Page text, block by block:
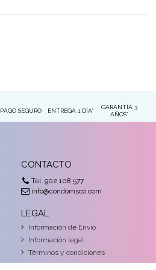
PAGO SEGURO ENTREGA 1 DÍA*
GARANTÍA 3
AÑOS*
CONTACTO
Tel. 902 108 577
info@condomsco.com
LEGAL
Información de Envío
Información legal
Términos y condiciones
Pago seguro